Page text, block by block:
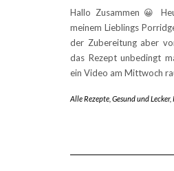
Hallo Zusammen 😀
meinem Lieblings
der Zubereitung aber
das Rezept unbedingt
ein Video am Mittwoch
Alle Rezepte Gesund und Lecker,